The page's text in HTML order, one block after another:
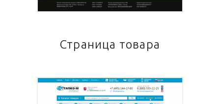
Страница товара